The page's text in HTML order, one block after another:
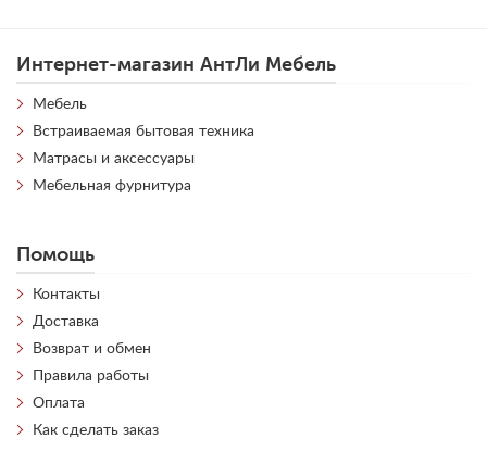
Интернет-магазин АнтЛи Мебель
Мебель
Встраиваемая бытовая техника
Матрасы и аксессуары
Мебельная фурнитура
Помощь
Контакты
Доставка
Возврат и обмен
Правила работы
Оплата
Как сделать заказ